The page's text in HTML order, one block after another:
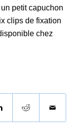
petit capuchon
clips de fixation
chez